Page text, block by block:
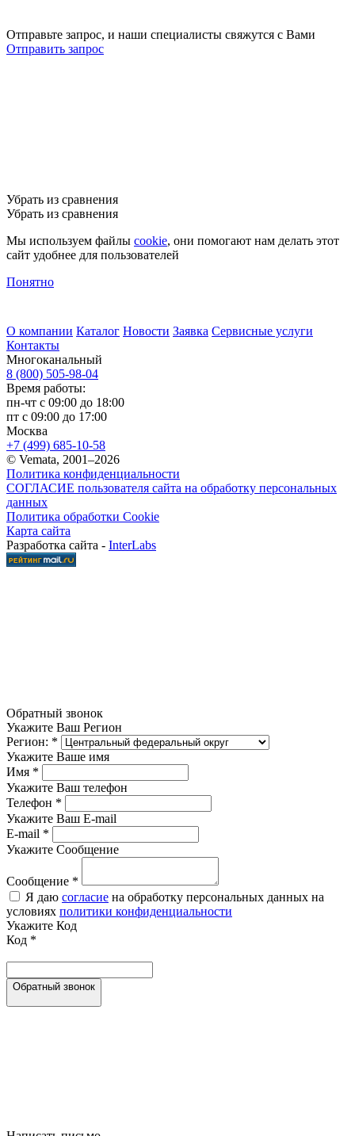
Отправьте запрос, и наши специалисты свяжутся с Вами
Отправить запрос
Убрать из сравнения
Убрать из сравнения
Мы используем файлы cookie, они помогают нам делать этот
сайт удобнее для пользователей
Понятно
О компании Каталог Новости Заявка Сервисные услуги
Контакты
Многоканальный
8 (800) 505-98-04
Время работы:
пн-чт с 09:00 до 18:00
пт с 09:00 до 17:00
Москва
+7 (499) 685-10-58
© Vemata, 2001–2026
Политика конфиденциальности
СОГЛАСИЕ пользователя сайта на обработку персональных
данных
Политика обработки Cookie
Карта сайта
Разработка сайта - InterLabs
Обратный звонок
Укажите Ваш Регион
Регион: *
Укажите Ваше имя
Имя *
Укажите Ваш телефон
Телефон *
Укажите Ваш E-mail
E-mail *
Укажите Сообщение
Сообщение *
Я даю согласие на обработку персональных данных на
условиях политики конфиденциальности
Укажите Код
Код *
Обратный звонок